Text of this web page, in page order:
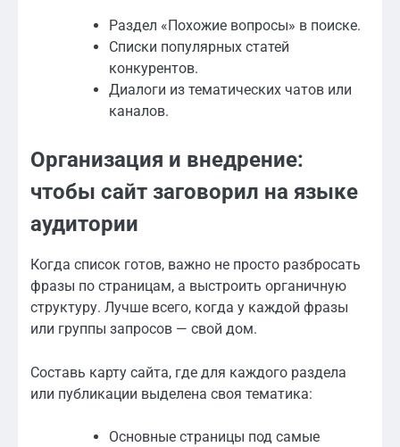
Раздел «Похожие вопросы» в поиске.
Списки популярных статей
конкурентов.
Диалоги из тематических чатов или
каналов.
Организация и внедрение:
чтобы сайт заговорил на языке
аудитории
Когда список готов, важно не просто разбросать
фразы по страницам, а выстроить органичную
структуру. Лучше всего, когда у каждой фразы
или группы запросов — свой дом.
Составь карту сайта, где для каждого раздела
или публикации выделена своя тематика:
Основные страницы под самые